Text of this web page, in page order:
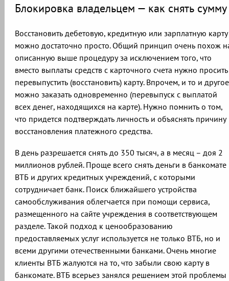
Блокировка владельцем — как снять сумму
Восстановить дебетовую, кредитную или зарплатную карту
можно достаточно просто. Общий принцип очень похож
описанную выше процедуру за исключением того, что
вместо выплаты средств с карточного счета нужно просить
перевыпустить (восстановить) карту. Впрочем, и то и другое
можно заказать одновременно (перевыпуск с выплатой
всех денег, находящихся на карте). Нужно помнить о том,
что придется подтверждать личность и объяснять причину
восстановления платежного средства.
В день разрешается снять до 350 тысяч, а в месяц – доя 2
миллионов рублей. Проще всего снять деньги в банкомате
ВТБ и других кредитных учреждений, с которыми
сотрудничает банк. Поиск ближайшего устройства
самообслуживания облегчается при помощи сервиса,
размещенного на сайте учреждения в соответствующем
разделе. Такой подход к ценообразованию
предоставляемых услуг используется не только ВТБ, но и
всеми другими отечественными банками. Очень многие
клиенты ВТБ жалуются на то, что забыли свою карту в
банкомате. ВТБ всерьез занялся решением этой проблемы